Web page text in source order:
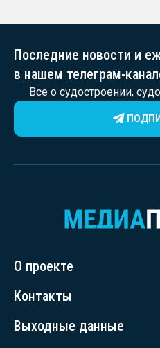
Последние новости и
в нашем телеграм-
Все о судостроении,
О проекте
Контакты
Выходные данные